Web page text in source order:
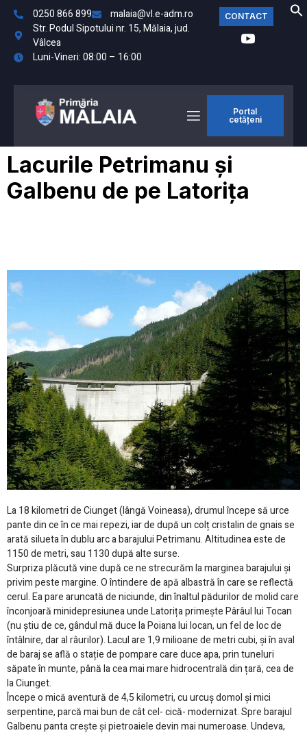
0250 866 899
malaia@vl.e-adm.ro
Str. Podul Sipotului nr. 15, Mălaia, jud.
Vâlcea
Luni-Vineri: 08:00 – 16:00
CONTACT
Portal
cetățeni
Lacurile Petrimanu și
Galbenu de pe Latorița
La 18 kilometri de Ciunget (lângă Voineasa), drumul începe să urce
pante din ce în ce mai repezi, iar de după un colț cristalin de gnais se
arată silueta în dublu arc a barajului Petrimanu. Altitudinea este de
1150 de metri, sau 1130 după alte surse.
Surpriza plăcută vine după ce ne strecurăm la marginea barajului și
privim peste margine. O întindere de apă albastră în care se reflectă
cerul. Ea pare aruncată de niciunde, din înaltul pădurilor de molid care
înconjoară minidepresiunea unde Latorița primește Pârâul lui Tocan
(nu știu de ce, gândul mă duce la Poiana lui Iocan, un fel de loc de
întâlnire, dar al râurilor). Lacul are 1,9 milioane de metri cubi, și în aval
de baraj se află o stație de pompare care duce apa, prin tuneluri
săpate în munte, până la cea mai mare hidrocentrală din țară, cea de
la Ciunget.
Începe o mică aventură de 4,5 kilometri, cu urcuș domol și mici
serpentine, parcă mai bun de cât cel- cică- modernizat. Spre barajul
Galbenu panta crește și pietroaiele devin mai numeroase. Undeva,